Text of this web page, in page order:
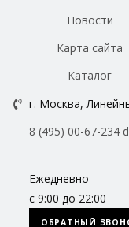
Новости
Карта сайта
Каталог
г. Москва,
8 (495) 00-67-234
Ежедневно
с 9:00 до 22:00
ОБРАТНЫЙ